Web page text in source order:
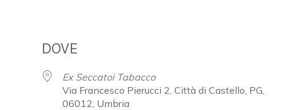
DOVE
Ex Seccatoi Tabacco
Via Francesco Pierucci 2, Città di Castello, PG,
06012, Umbria